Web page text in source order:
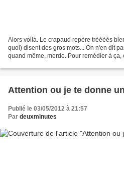
Alors voilà. Le crapaud repère trèèèès
quoi) disent des gros mots... On n'en dit
quand même, merde. Pour remédier à
Attention ou je te donne
Publié le 03/05/2012 à 21:57
Par deuxminutes